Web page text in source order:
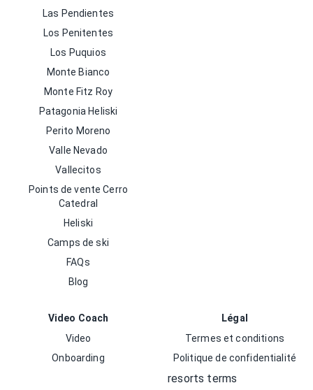
Las Pendientes
Los Penitentes
Los Puquios
Monte Bianco
Monte Fitz Roy
Patagonia Heliski
Perito Moreno
Valle Nevado
Vallecitos
Points de vente Cerro
Catedral
Heliski
Camps de ski
FAQs
Blog
Video Coach
Video
Onboarding
Légal
Termes et conditions
Politique de confidentialité
resorts terms